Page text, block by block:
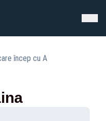
încep cu A